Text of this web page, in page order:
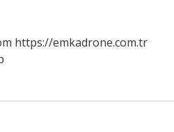
https://emkadrone.com.tr